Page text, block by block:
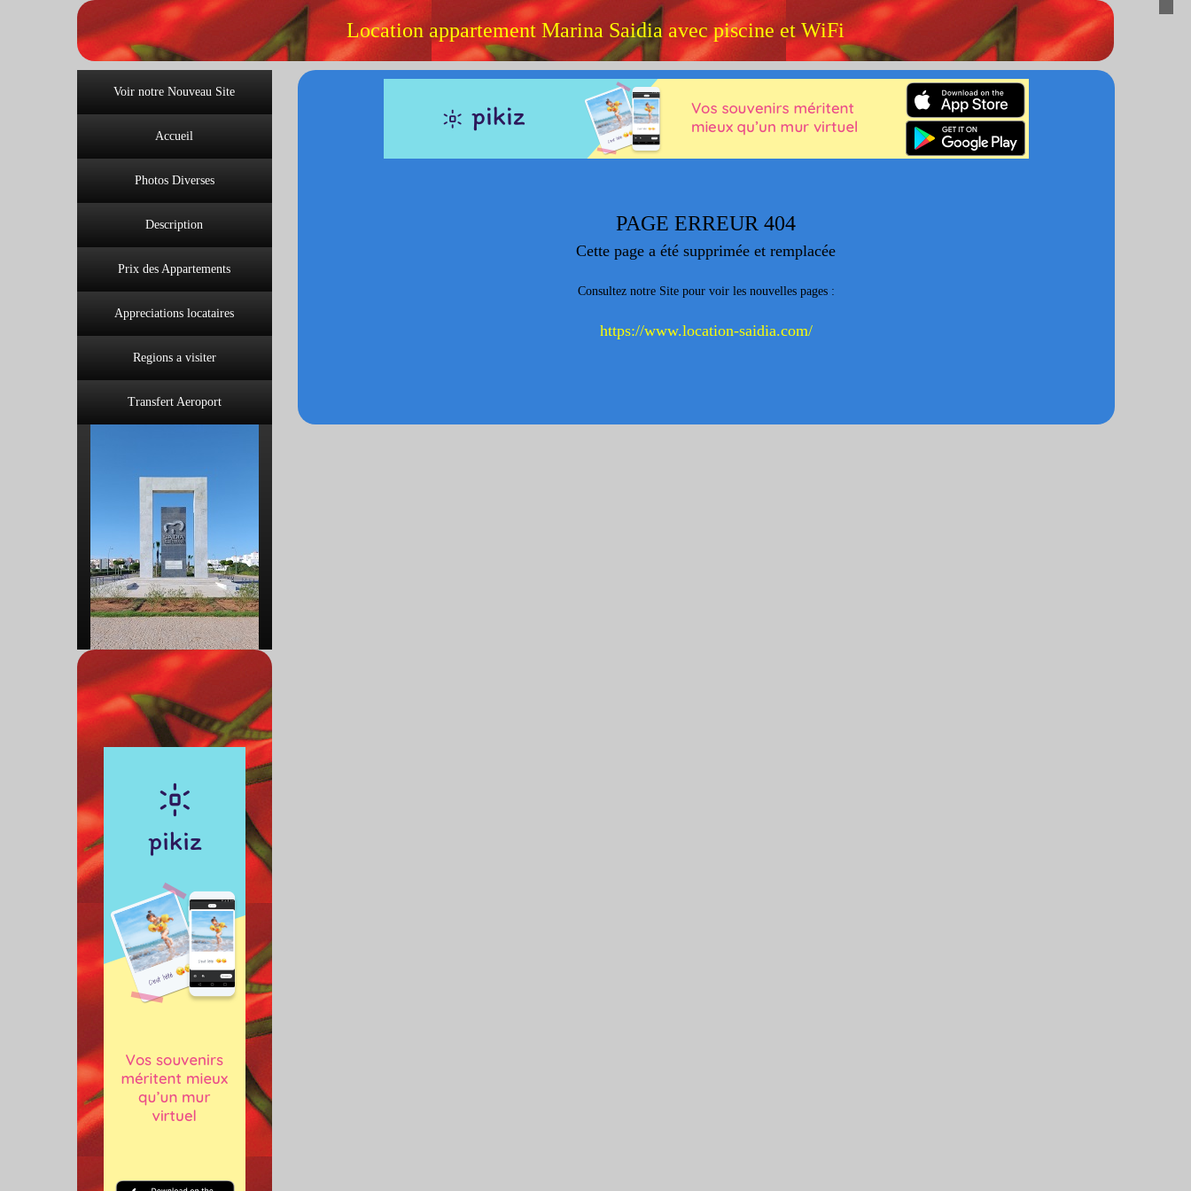
Location appartement Marina Saidia avec piscine et WiFi
Voir notre Nouveau Site
Accueil
Photos Diverses
Description
Prix des Appartements
Appreciations locataires
Regions a visiter
Transfert Aeroport
PAGE ERREUR 404
Cette page a été supprimée et remplacée
Consultez notre Site pour voir les nouvelles pages :
https://www.location-saidia.com/